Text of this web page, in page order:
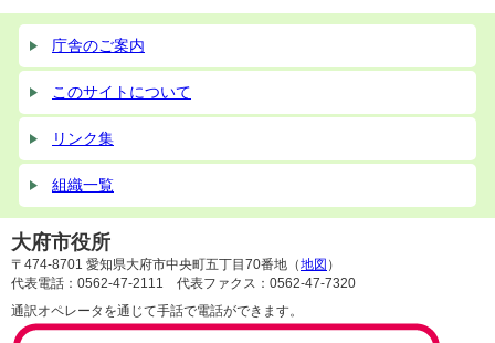
庁舎のご案内
このサイトについて
リンク集
組織一覧
大府市役所
〒474-8701 愛知県大府市中央町五丁目70番地（地図 ）
代表電話：0562-47-2111 代表ファクス：0562-47-7320
通訳オペレータを通じて手話で電話ができます。